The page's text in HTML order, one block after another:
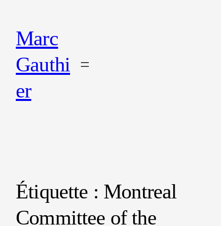
Marc
Gauthi
er
Étiquette : Montreal
Committee of the